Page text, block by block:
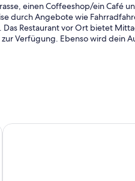
einen Coffeeshop/ein Café
durch Angebote wie
Restaurant vor Ort bietet
Verfügung. Ebenso wird dein
Personal der Unterkunft zu
BIKE HOTEL CARAVEL